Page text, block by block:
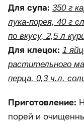
Для супа: 350 г
лука-порея, 40 г
по вкусу, 2,5 л
Для клецок: 1
растительного
перца, 0,3 ч.л.
Приготовление:
порей и